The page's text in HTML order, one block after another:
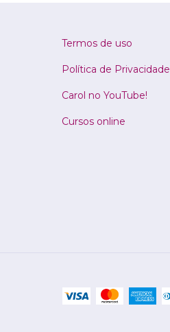
Termos de uso
Política de Privacidade
Carol no YouTube!
Cursos online